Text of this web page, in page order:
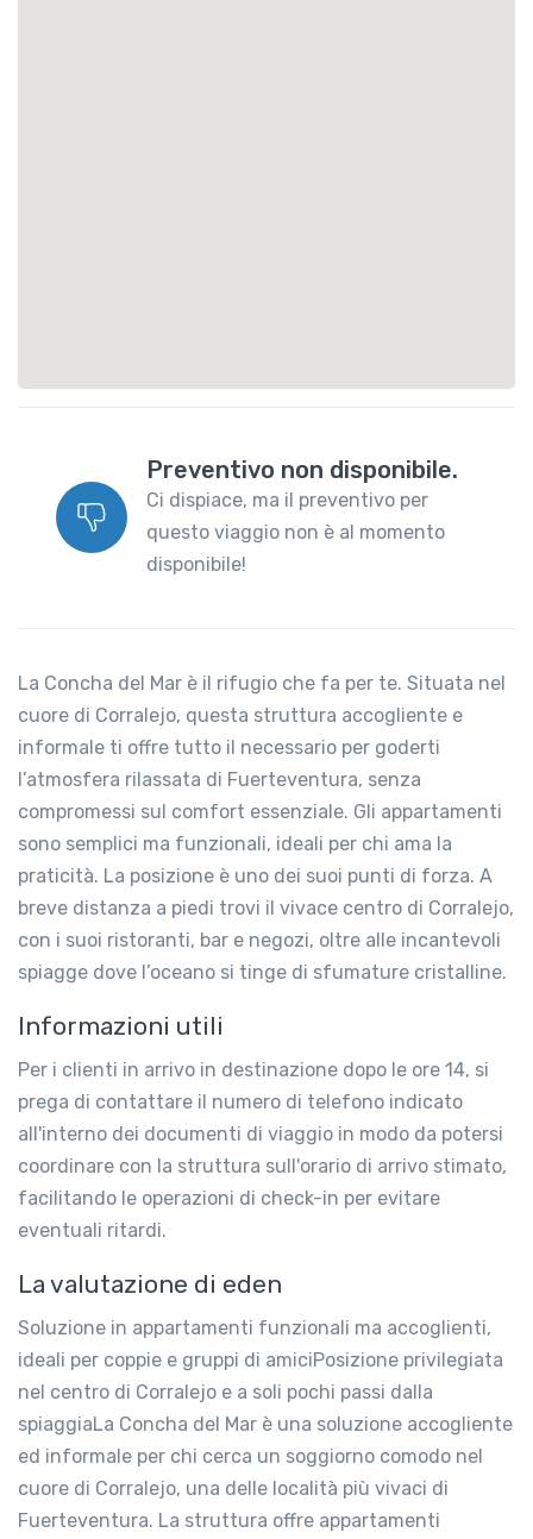
Preventivo non disponibile.
Ci dispiace, ma il preventivo per
questo viaggio non è al momento
disponibile!
La Concha del Mar è il rifugio che fa per te. Situata nel
cuore di Corralejo, questa struttura accogliente e
informale ti offre tutto il necessario per goderti
l’atmosfera rilassata di Fuerteventura, senza
compromessi sul comfort essenziale. Gli appartamenti
sono semplici ma funzionali, ideali per chi ama la
praticità. La posizione è uno dei suoi punti di forza. A
breve distanza a piedi trovi il vivace centro di Corralejo,
con i suoi ristoranti, bar e negozi, oltre alle incantevoli
spiagge dove l’oceano si tinge di sfumature cristalline.
Informazioni utili
Per i clienti in arrivo in destinazione dopo le ore 14, si
prega di contattare il numero di telefono indicato
all'interno dei documenti di viaggio in modo da potersi
coordinare con la struttura sull'orario di arrivo stimato,
facilitando le operazioni di check-in per evitare
eventuali ritardi.
La valutazione di eden
Soluzione in appartamenti funzionali ma accoglienti,
ideali per coppie e gruppi di amiciPosizione privilegiata
nel centro di Corralejo e a soli pochi passi dalla
spiaggiaLa Concha del Mar è una soluzione accogliente
ed informale per chi cerca un soggiorno comodo nel
cuore di Corralejo, una delle località più vivaci di
Fuerteventura. La struttura offre appartamenti